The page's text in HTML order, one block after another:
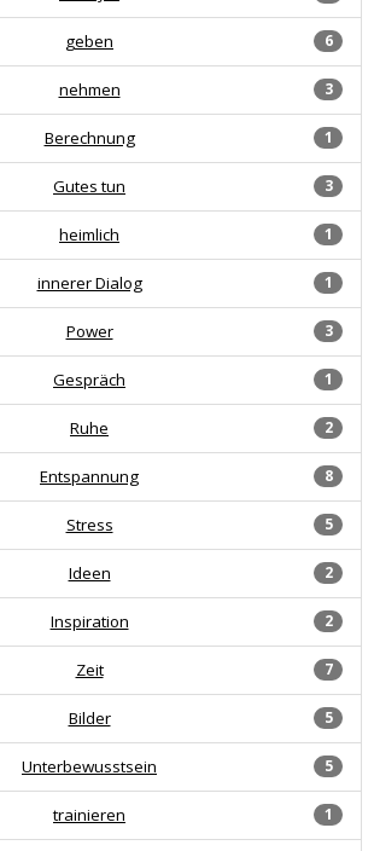
6
geben
3
nehmen
1
Berechnung
3
Gutes tun
1
heimlich
1
innerer Dialog
3
Power
1
Gespräch
2
Ruhe
8
Entspannung
5
Stress
2
Ideen
2
Inspiration
7
Zeit
5
Bilder
5
Unterbewusstsein
1
trainieren